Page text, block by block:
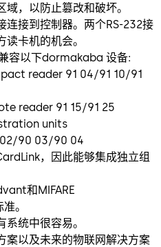
，以防止篡改和破坏。
连接到控制器。两个RS-232接
卡机的机会。
容以下dormakaba 设备:
reader 91 04/91 10/91
reader 91 15/91 25
units
90 03/90 04
，因此能够集成独立组
和MIFARE
。
统中很容易。
案以及未来的物联网解决方案